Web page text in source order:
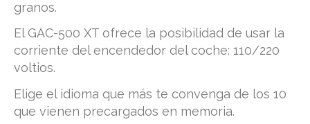
granos.
El GAC-500 XT ofrece la posibilidad de usar la
corriente del encendedor del coche: 110/220
voltios.
Elige el idioma que más te convenga de los 10
que vienen precargados en memoria.